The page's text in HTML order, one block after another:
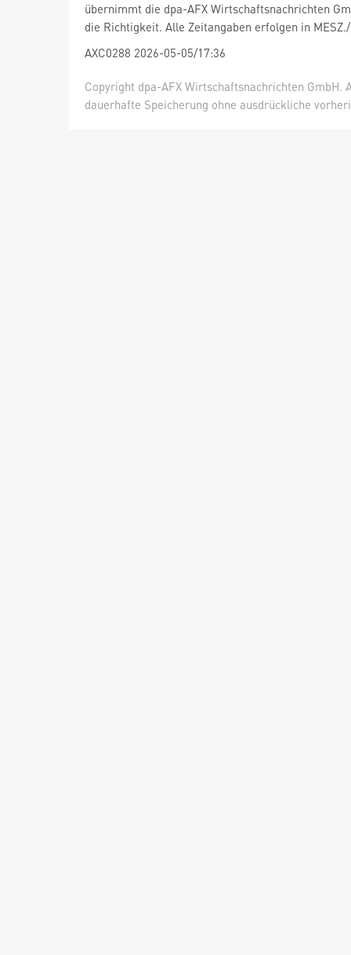
übernimmt die dpa-AFX Wirtschaftsnachrichten
die Richtigkeit. Alle Zeitangaben erfolgen in
AXC0288 2026-05-05/17:36
Copyright dpa-AFX Wirtschaftsnachrichten
dauerhafte Speicherung ohne ausdrückliche